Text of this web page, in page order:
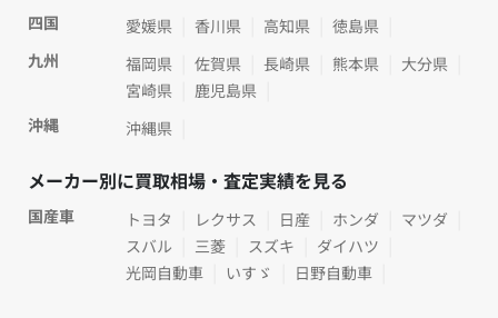
四国
愛媛県 香川県 高知県
徳島県
九州
福岡県 佐賀県 長崎県 熊本県
大分県
宮崎県
鹿児島県
沖縄
沖縄県
メーカー別に買取相場・査定実績を見る
国産車 トヨタ レクサス 日産 ホンダ
マツダ
スバル
三菱 スズキ
ダイハツ
光岡自動車
いすゞ 日野自動車